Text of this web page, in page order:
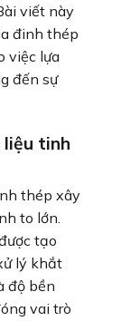
viết này
đinh thép
việc lựa
đến sự
tinh
thép xây
to lớn.
tạo
lý khắt
độ bền
vai trò